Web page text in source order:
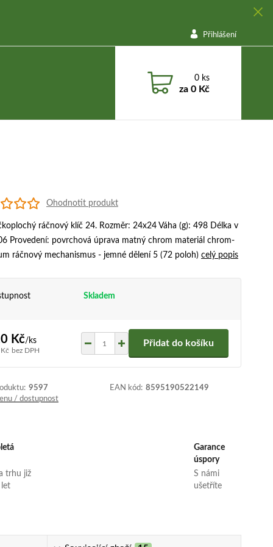
Přihlášení
0 ks
za0 Kč
Ohodnotit produkt
ráčnový klíč 24. Rozměr: 24x24 Váha (g): 498 Délka v
Provedení: povrchová úprava matný chrom materiál chrom-
ráčnový mechanismus - jemné dělení 5 (72 poloh) celý popis
Skladem
Kč/ks
bez DPH
Přidat do košíku
9597 EAN kód: 8595190522149
/ dostupnost
trhu již
let
Garance
úspory
S námi
ušetříte